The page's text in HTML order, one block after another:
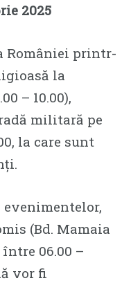
2025
României printr-
la
– 10.00),
militară pe
la care sunt
evenimentelor,
(Bd. Mamaia
06.00 –
vor fi